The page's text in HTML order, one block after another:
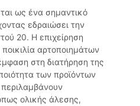
ως ένα σημαντικό
εδραιώσει την
20. Η επιχείρηση
αρτοποιημάτων
στη διατήρηση της
των προϊόντων
περιλαμβάνουν
ολικής άλεσης,